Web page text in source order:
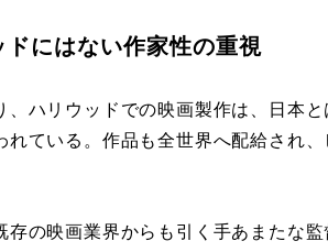
ドにはない作家性の重視
ハリウッドでの映画製作は、日本
れている。作品も全世界へ配給され
の映画業界からも引く手あまたな